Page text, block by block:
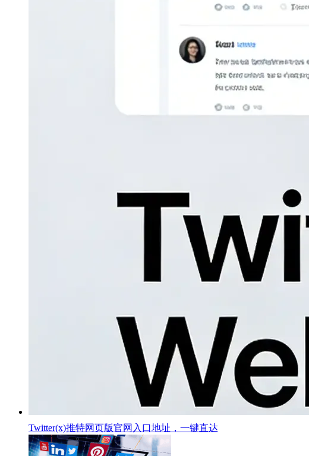
Twitter(x)推特网页版官网入口地址，一键直达